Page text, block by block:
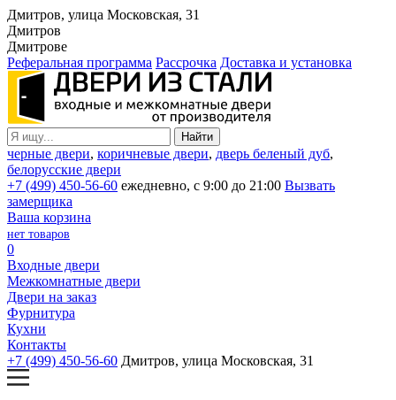
Дмитров, улица Московская, 31
Дмитров
Дмитрове
Реферальная программа Рассрочка Доставка и установка
черные двери, коричневые двери, дверь беленый дуб,
белорусские двери
+7 (499) 450-56-60 ежедневно, с 9:00 до 21:00 Вызвать
замерщика
Ваша корзина
нет товаров
0
Входные двери
Межкомнатные двери
Двери на заказ
Фурнитура
Кухни
Контакты
+7 (499) 450-56-60 Дмитров, улица Московская, 31